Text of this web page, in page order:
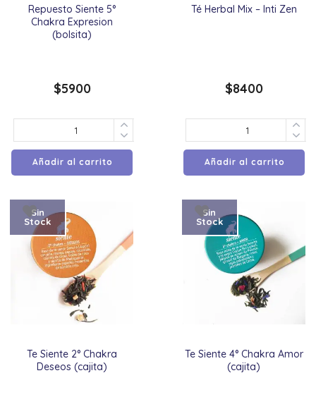
Repuesto Siente 5°
Chakra Expresion
(bolsita)
$5900
Añadir al carrito
Té Herbal Mix – Inti Zen
$8400
Añadir al carrito
Te Siente 2° Chakra
Deseos (cajita)
Sin
Stock
Te Siente 4° Chakra Amor
(cajita)
Sin
Stock